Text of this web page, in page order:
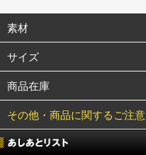
素材
サイズ
商品在庫
その他・商品に関するご注意